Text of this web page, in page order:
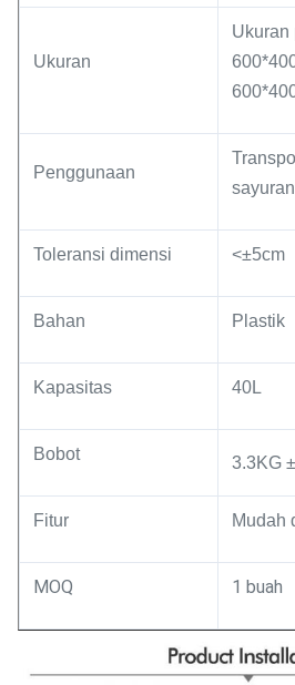
Ukuran
Ukuran
Penggunaan
sayuran
Toleransi dimensi <±5cm
Bahan Plastik
Kapasitas 40L
Bobot 3.3KG
Fitur Mudah
MOQ 1 buah